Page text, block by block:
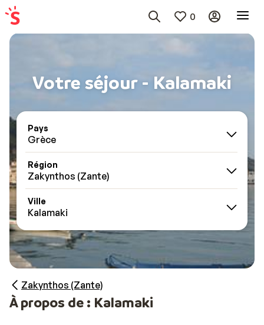
0
Votre séjour - Kalamaki
Pays
Grèce
Région
Zakynthos (Zante)
Ville
Kalamaki
Zakynthos (Zante)
À propos de : Kalamaki